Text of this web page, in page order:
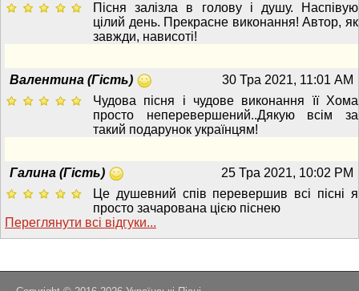
Пісня залізла в голову і душу. Наспівую
цілий день. Прекрасне виконання! Автор, як
завжди, нависоті!
30 Тра 2021, 11:01 AM
Валентина (Гість)
Чудова пісня і чудове виконання її Хома
просто неперевершений..Дякую всім за
такий подарунок українцям!
25 Тра 2021, 10:02 PM
Галина (Гість)
Це душевний спів перевершив всі пісні я
просто зачарована цією піснею
Переглянути всi вiдгуки...